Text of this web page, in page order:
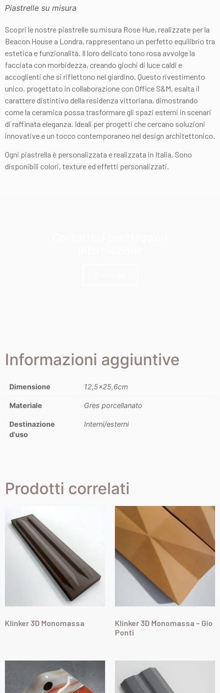
Piastrelle su misura
Scopri le nostre piastrelle su misura Rose Hue, realizzate per la
Beacon House a Londra, rappresentano un perfetto equilibrio tra
estetica e funzionalità. Il loro delicato tono rosa avvolge la
facciata con morbidezza, creando giochi di luce caldi e
accoglienti che si riflettono nel giardino. Questo rivestimento
unico, progettato in collaborazione con Office S&M, esalta il
carattere distintivo della residenza vittoriana, dimostrando
come la ceramica possa trasformare gli spazi esterni in scenari
di raffinata eleganza. Ideali per progetti che cercano soluzioni
innovative e un tocco contemporaneo nel design architettonico.
Ogni piastrella è personalizzata e realizzata in Italia. Sono
disponibili colori, texture ed effetti personalizzati.
Informazioni aggiuntive
Dimensione 12,5×25,6cm
Materiale Gres porcellanato
Destinazione
d'uso
Interni/esterni
Prodotti correlati
Klinker 3D Monomassa
Klinker 3D Monomassa – Gio
Ponti